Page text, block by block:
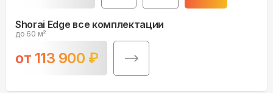
Shorai Edge все комплектации
до 60 м²
от 113 900 ₽